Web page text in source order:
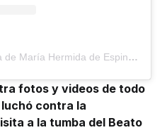
Una publicación compartida de María Hermida de Espinosa (@mariachermida)
fotos y videos de todo
contra la
a la tumba del Beato